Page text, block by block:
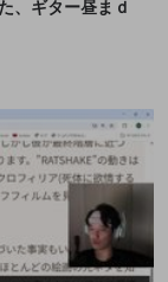
、ギター昼まｄ